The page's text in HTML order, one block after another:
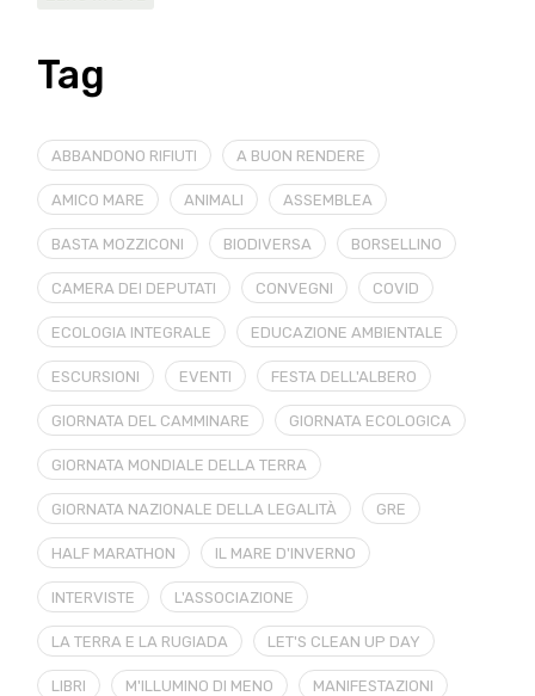
Tag
ABBANDONO RIFIUTI A BUON RENDERE
AMICO MARE ANIMALI ASSEMBLEA
BASTA MOZZICONI BIODIVERSA BORSELLINO
CAMERA DEI DEPUTATI CONVEGNI COVID
ECOLOGIA INTEGRALE EDUCAZIONE AMBIENTALE
ESCURSIONI EVENTI FESTA DELL'ALBERO
GIORNATA DEL CAMMINARE GIORNATA ECOLOGICA
GIORNATA MONDIALE DELLA TERRA
GIORNATA NAZIONALE DELLA LEGALITÀ GRE
HALF MARATHON IL MARE D'INVERNO
INTERVISTE L'ASSOCIAZIONE
LA TERRA E LA RUGIADA LET'S CLEAN UP DAY
LIBRI M'ILLUMINO DI MENO MANIFESTAZIONI